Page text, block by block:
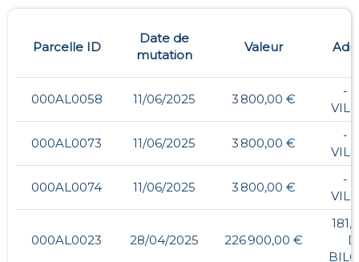
Parcelle ID
Date de
mutation
Valeur
000AL0058 11/06/2025 3 800,00 €
- ,
000AL0073 11/06/2025 3 800,00 €
- ,
000AL0074 11/06/2025 3 800,00 €
- ,
000AL0023 28/04/2025 226 900,00 €
181,